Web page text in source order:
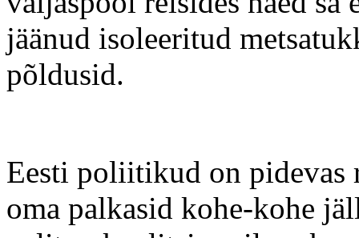
jäänud isoleeritud
põldusid.
Eesti poliitikud on pidevas
oma palkasid kohe-kohe